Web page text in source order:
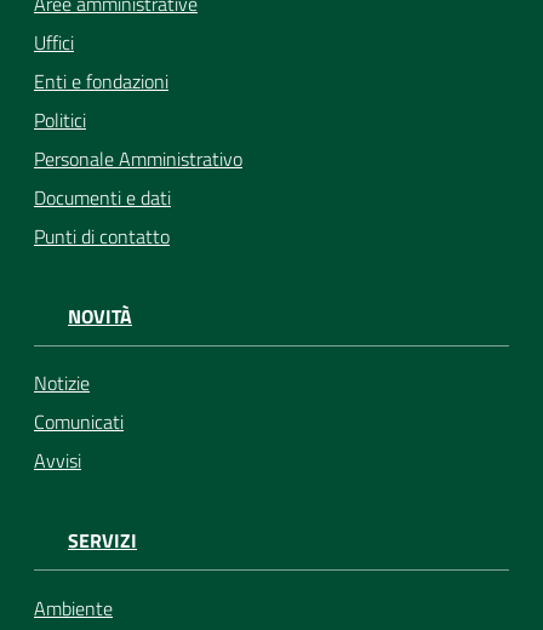
Uffici
Enti e fondazioni
Politici
Personale Amministrativo
Documenti e dati
Punti di contatto
NOVITÀ
Notizie
Comunicati
Avvisi
SERVIZI
Ambiente